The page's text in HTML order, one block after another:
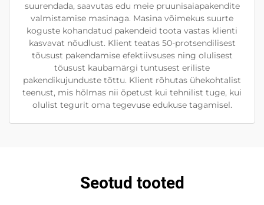
suurendada, saavutas edu meie pruunisaiapakendite
valmistamise masinaga. Masina võimekus suurte
koguste kohandatud pakendeid toota vastas klienti
kasvavat nõudlust. Klient teatas 50-protsendilisest
tõusust pakendamise efektiivsuses ning olulisest
tõusust kaubamärgi tuntusest eriliste
pakendikujunduste tõttu. Klient rõhutas ühekohtalist
teenust, mis hõlmas nii õpetust kui tehnilist tuge, kui
olulist tegurit oma tegevuse edukuse tagamisel.
Seotud tooted